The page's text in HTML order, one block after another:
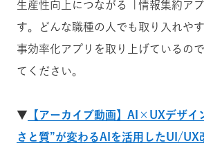
生産性向上につながる「情報集約ア
す。どんな職種の人でも取り入れや
事効率化アプリを取り上げているの
てください。
▼ 【アーカイブ動画】AI×UXデザイ
さと質”が変わるAIを活用したUI/UX